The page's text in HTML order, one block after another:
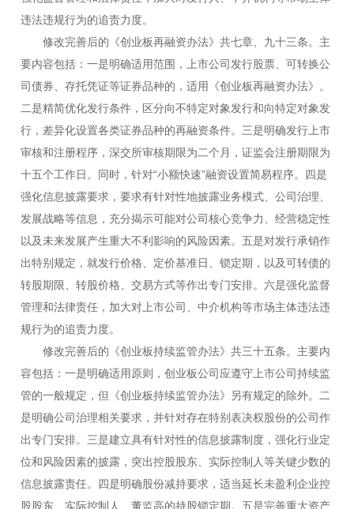
违法违规行为的追责力度。
修改完善后的《创业板再融资办法》共七章、九十三条。主
要内容包括：一是明确适用范围，上市公司发行股票、可转换公
司债券、存托凭证等证券品种的，适用《创业板再融资办法》。
二是精简优化发行条件，区分向不特定对象发行和向特定对象发
行，差异化设置各类证券品种的再融资条件。三是明确发行上市
审核和注册程序，深交所审核期限为二个月，证监会注册期限为
十五个工作日。同时，针对“小额快速”融资设置简易程序。四是
强化信息披露要求，要求有针对性地披露业务模式、公司治理、
发展战略等信息，充分揭示可能对公司核心竞争力、经营稳定性
以及未来发展产生重大不利影响的风险因素。五是对发行承销作
出特别规定，就发行价格、定价基准日、锁定期，以及可转债的
转股期限、转股价格、交易方式等作出专门安排。六是强化监督
管理和法律责任，加大对上市公司、中介机构等市场主体违法违
规行为的追责力度。
修改完善后的《创业板持续监管办法》共三十五条。主要内
容包括：一是明确适用原则，创业板公司应遵守上市公司持续监
管的一般规定，但《创业板持续监管办法》另有规定的除外。二
是明确公司治理相关要求，并针对存在特别表决权股份的公司作
出专门安排。三是建立具有针对性的信息披露制度，强化行业定
位和风险因素的披露，突出控股股东、实际控制人等关键少数的
信息披露责任。四是明确股份减持要求，适当延长未盈利企业控
股股东、实际控制人、董监高的持股锁定期。五是完善重大资产